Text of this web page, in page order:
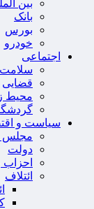
بین
بانک
بورس
خودرو
اجتماعی
سلامت
قضایی
محیط
سیاست و
مجلس
دولت
ائتلاف